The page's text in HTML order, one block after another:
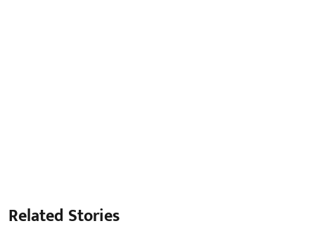
Related Stories